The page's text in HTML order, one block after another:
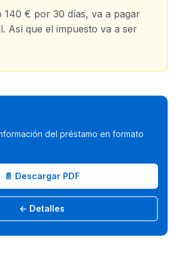
140 € por 30 días, va a pagar
Así que el impuesto va a ser
del préstamo en formato
📄 Descargar PDF
← Detalles